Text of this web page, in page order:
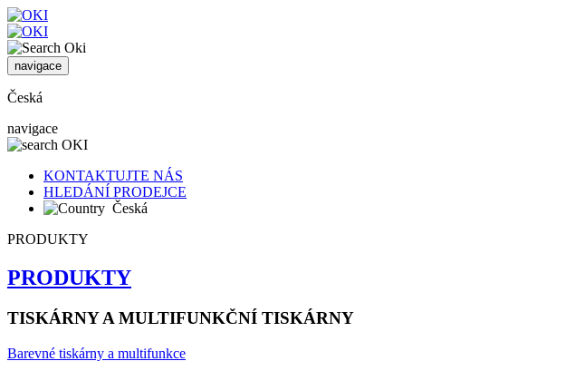
navigace
Česká
navigace
KONTAKTUJTE NÁS
HLEDÁNÍ PRODEJCE
Česká
PRODUKTY
PRODUKTY
TISKÁRNY A MULTIFUNKČNÍ TISKÁRNY
Barevné tiskárny a multifunkce